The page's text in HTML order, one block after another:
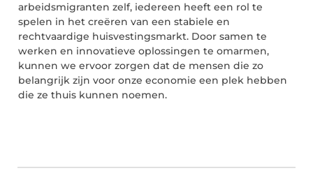
arbeidsmigranten zelf, iedereen heeft een rol te
spelen in het creëren van een stabiele en
rechtvaardige huisvestingsmarkt. Door samen te
werken en innovatieve oplossingen te omarmen,
kunnen we ervoor zorgen dat de mensen die zo
belangrijk zijn voor onze economie een plek hebben
die ze thuis kunnen noemen.